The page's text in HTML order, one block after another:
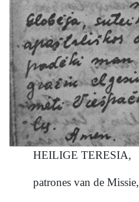
HEILIGE TERESIA,
patrones van de Missie,